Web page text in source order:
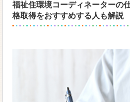
福祉住環境コーディネーターの
格取得をおすすめする人も解説